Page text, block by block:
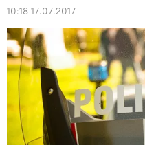
10:18 17.07.2017